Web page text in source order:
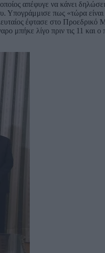
απέφυγε να κάνει
Υπογράμμισε πως «τώρα
έφτασε στο Προεδρικό
μπήκε λίγο πριν τις 11 και